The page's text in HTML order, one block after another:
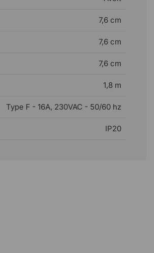
7,6 cm
7,6 cm
7,6 cm
1,8 m
Type F - 16A, 230VAC - 50/60 hz
IP20